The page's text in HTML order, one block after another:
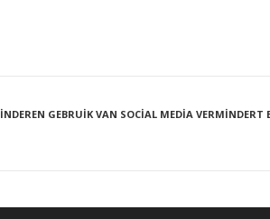
GEBRUIK VAN SOCIAL MEDIA VERMINDERT